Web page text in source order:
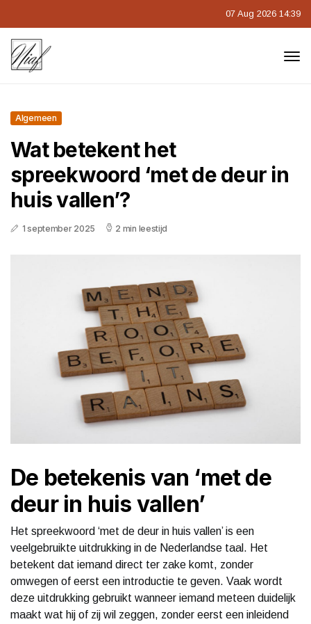
07 Aug 2026 14:39
Algemeen
Wat betekent het
spreekwoord ‘met de deur in
huis vallen’?
1 september 2025 2 min leestijd
De betekenis van ‘met de
deur in huis vallen’
Het spreekwoord ‘met de deur in huis vallen’ is een
veelgebruikte uitdrukking in de Nederlandse taal. Het
betekent dat iemand direct ter zake komt, zonder
omwegen of eerst een introductie te geven. Vaak wordt
deze uitdrukking gebruikt wanneer iemand meteen duidelijk
maakt wat hij of zij wil zeggen, zonder eerst een inleidend